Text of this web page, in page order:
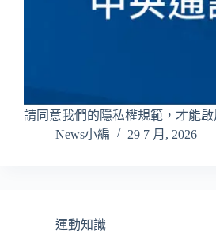
請同意我們的隱私權規範，才能
News小編
29 7 月, 2026
運動知識